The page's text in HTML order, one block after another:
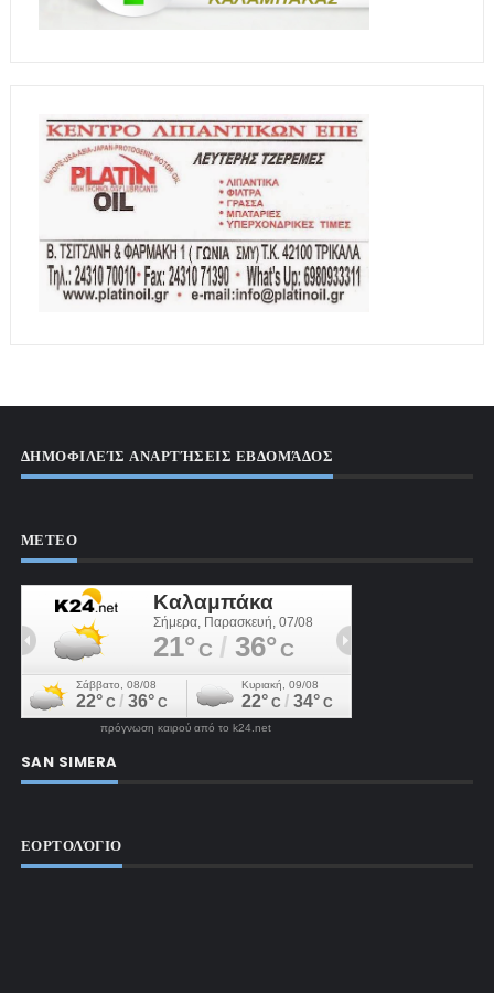
ΔΗΜΟΦΙΛΕΊΣ ΑΝΑΡΤΉΣΕΙΣ ΕΒΔΟΜΆΔΟΣ
ΜΕΤΕΟ
πρόγνωση καιρού από το k24.net
SAN SIMERA
ΕΟΡΤΟΛΌΓΙΟ